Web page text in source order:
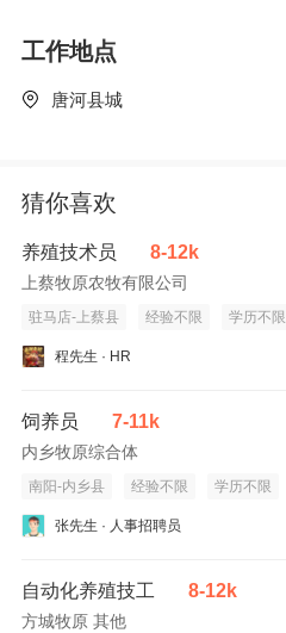
工作地点
唐河县城
猜你喜欢
养殖技术员 8-12k
上蔡牧原农牧有限公司
驻马店-上蔡县 经验不限 学历不限
程先生 · HR
饲养员 7-11k
内乡牧原综合体
南阳-内乡县 经验不限 学历不限
张先生 · 人事招聘员
自动化养殖技工 8-12k
方城牧原 其他